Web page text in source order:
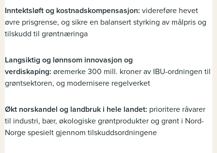
Inntektsløft og kostnadskompensasjon: videreføre hevet
øvre prisgrense, og sikre en balansert styrking av målpris og
tilskudd til grøntnæringa
Langsiktig og lønnsom innovasjon og
verdiskaping: øremerke 300 mill. kroner av IBU-ordningen til
grøntsektoren, og modernisere regelverket
Økt norskandel og landbruk i hele landet: prioritere råvarer
til industri, bær, økologiske grøntprodukter og grønt i Nord-
Norge spesielt gjennom tilskuddsordningene